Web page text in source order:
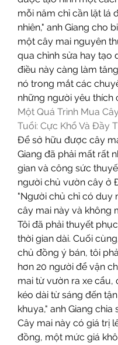
mỗi năm chỉ cần lặt lá
nhiên," anh Giang cho
một cây mai nguyên
qua chỉnh sửa hay tạo
điều này càng làm
nó trong mắt các
những người yêu thích
Một Quá Trình Mua
Tuổi: Cực Khổ Và Đầy
Để sở hữu được cây
Giang đã phải mất rất
gian và công sức
người chủ vườn cây ở
"Người chủ chỉ có duy
cây mai này và không
Tôi đã phải thuyết
thời gian dài. Cuối
chủ đồng ý bán, tôi
hơn 20 người để vận
mai từ vườn ra xe cẩu,
kéo dài từ sáng đến
khuya," anh Giang chia
Cây mai này có giá trị
đồng, một mức giá